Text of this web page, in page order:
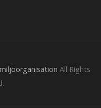
All Rights